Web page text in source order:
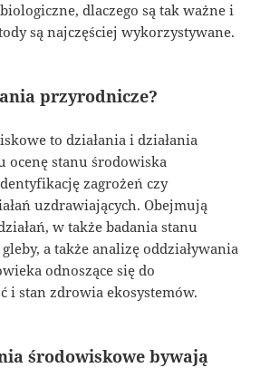
dlaczego są tak ważne i
są najczęściej wykorzystywane.
przyrodnicze?
to działania i działania
ocenę stanu środowiska
zagrożeń czy
uzdrawiających. Obejmują
w także badania stanu
a także analizę oddziaływania
odnoszące się do
i stan zdrowia ekosystemów.
środowiskowe bywają